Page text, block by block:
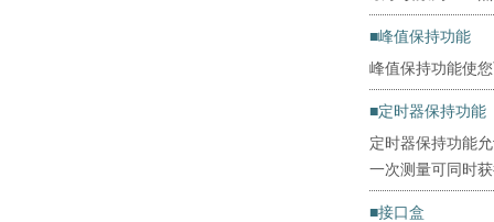
■峰值保持功能
峰值保持功能使
■定时器保持功能
定时器保持功能
一次测量可同时
■接口盒